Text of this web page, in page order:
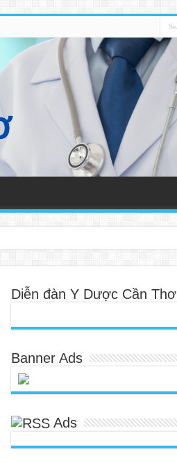
Diễn đàn Y Dược Cần Thơ
Banner Ads
Ads